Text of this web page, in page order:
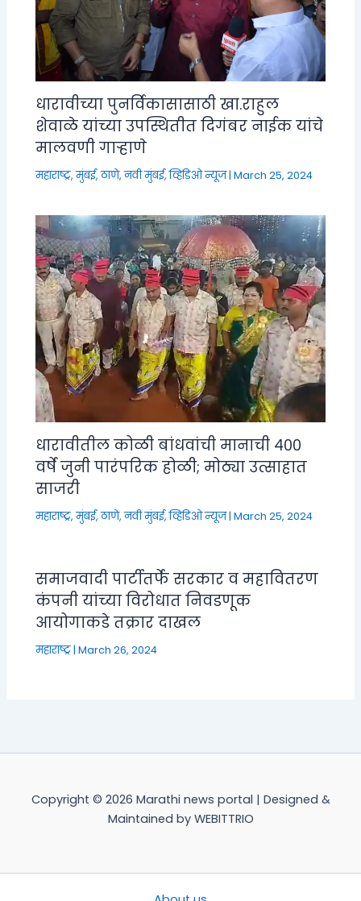
धारावीच्या पुनर्विकासासाठी खा.राहुल
शेवाळे यांच्या उपस्थितीत दिगंबर नाईक यांचे
मालवणी गाऱ्हाणे
महाराष्ट्र,मुंबई, ठाणे, नवी मुंबई,व्हिडिओ न्यूज|March 25, 2024
धारावीतील कोळी बांधवांची मानाची ४००
वर्षे जुनी पारंपरिक होळी; मोठ्या उत्साहात
साजरी
महाराष्ट्र,मुंबई, ठाणे, नवी मुंबई,व्हिडिओ न्यूज|March 25, 2024
समाजवादी पार्टीतर्फे सरकार व महावितरण
कंपनी यांच्या विरोधात निवडणूक
आयोगाकडे तक्रार दाखल
महाराष्ट्र|March 26, 2024
Copyright © 2026 Marathi news portal | Designed &
Maintained by WEBITTRIO